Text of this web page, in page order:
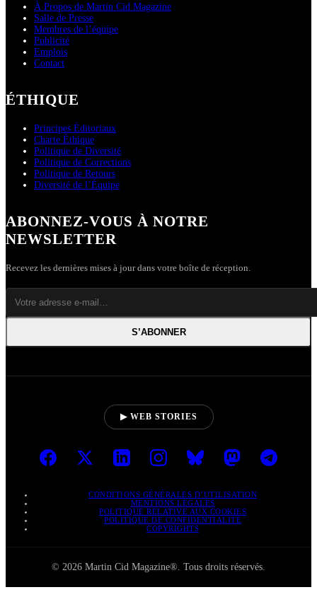
À Propos de Martin Cid Magazine
Salle de Presse
Membres de l’équipe
Publicité
Emplois
Contact
ÉTHIQUE
Principes Éditoriaux
Charte Éthique
Politique de Diversité
Politique de Corrections
Politique de Retours
Diversité de l’Équipe
ABONNEZ-VOUS À NOTRE
NEWSLETTER
Recevez les dernières mises à jour dans votre boîte de réception.
S’ABONNER
▶ WEB STORIES
CONDITIONS GÉNÉRALES D’UTILISATION
MENTIONS LÉGALES
POLITIQUE RELATIVE AUX COOKIES
POLITIQUE DE CONFIDENTIALITÉ
COPYRIGHTS
© 2026 Martin Cid Magazine®. Tous droits réservés.